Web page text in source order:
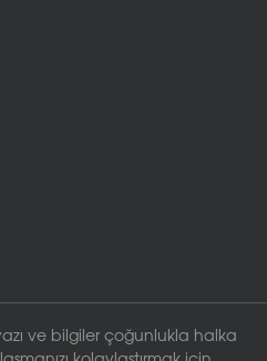
ve bilgiler çoğunlukla halka